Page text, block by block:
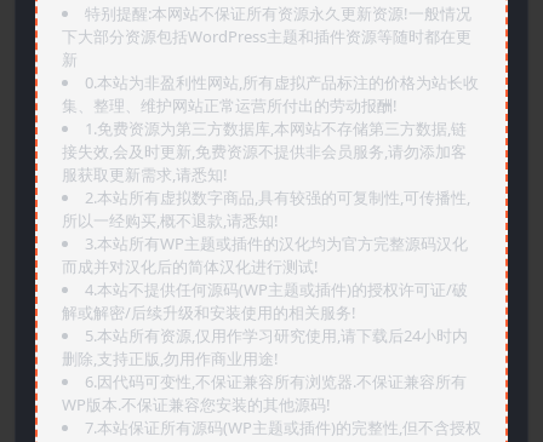
特别提醒:本网站不保证所有资源永久更新资源!一般情况
下大部分资源包括WordPress主题和插件资源等随时都在更
新
0.本站为非盈利性网站,所有虚拟产品标注的价格为站长收
集、整理、维护网站正常运营所付出的劳动报酬!
1.免费资源为第三方数据库,本网站不存储第三方数据,链
接失效,会及时更新,免费资源不提供非会员服务,请勿添加客
服获取更新需求,请悉知!
2.本站所有虚拟数字商品,具有较强的可复制性,可传播性,
所以一经购买,概不退款,请悉知!
3.本站所有WP主题或插件的汉化均为官方完整源码汉化
而成并对汉化后的简体汉化进行测试!
4.本站不提供任何源码(WP主题或插件)的授权许可证/破
解或解密/后续升级和安装使用的相关服务!
5.本站所有资源,仅用作学习研究使用,请下载后24小时内
删除,支持正版,勿用作商业用途!
6.因代码可变性,不保证兼容所有浏览器.不保证兼容所有
WP版本.不保证兼容您安装的其他源码!
7.本站保证所有源码(WP主题或插件)的完整性,但不含授权